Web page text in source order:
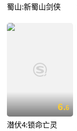
蜀山:新蜀山剑侠
6.6
潜伏4:锁命亡灵